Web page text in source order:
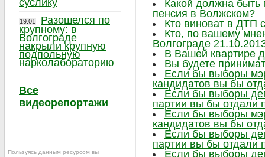
Какой должна быть
пенсия в Волжском?
Кто виноват в ДТП
Кто, по вашему
Волгограде
В Вашей квартире
Вы будете
Если бы выборы
кандидатов вы бы
Если бы выборы
партии вы бы отдали
Если бы выборы
кандидатов вы бы
Если бы выборы
партии вы бы отдали
Если бы выборы
суслику
19.01
Разошелся по
крупному: в
Волгограде
накрыли крупную
подпольную
нарколабораторию
Все
видеорепортажи
Пользуясь данным ресурсом вы